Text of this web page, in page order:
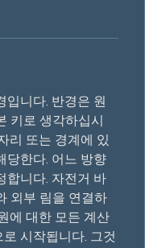
입니다. 반경은 원
키로 생각하십시
리 또는 경계에 있
당한다. 어느 방향
합니다. 자전거 바
외부 림을 연결하
에 대한 모든 계산
시작됩니다. 그것